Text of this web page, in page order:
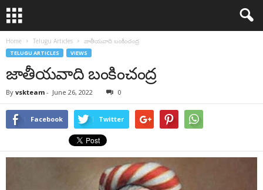
Home Telugu Articles జాతీయవాది బంకించంద్ర
TELUGU ARTICLES VIEWS
జాతీయవాది బంకించంద్ర
By vskteam - June 26, 2022 0
Facebook Twitter